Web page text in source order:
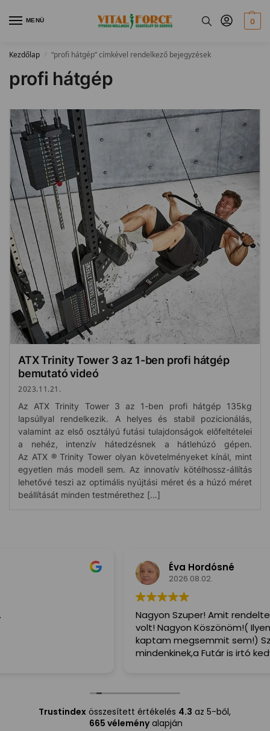
MENÜ 0
Kezdőlap / “profi hátgép” címkével rendelkező bejegyzések
profi hátgép
ATX Trinity Tower 3 az 1-ben profi hátgép
bemutató videó
2023.11.21.
Az ATX Trinity Tower 3 az 1-ben profi hátgép 135kg
lapsúllyal rendelkezik. A helyes és stabil pozicionálás,
valamint az első osztályú futási tulajdonságok előfeltételei
a nehéz, intenzív hátedzésnek a hátlehúzó gépen.
Az ATX ® Trinity Tower olyan követelményeket kínál, mint
egyetlen más modell sem. Az innovatív kötélhossz-állítás
lehetővé teszi az optimális nyújtási méret és a húzó méret
beállítását minden testmérethez […]
Éva Hordósné
Nagyon Szuper! Amit rendeltem,2 nap és már itt is
volt! Nagyon Köszönöm!( Ilyen hamar még nem
kaptam megsemmit sem!) Szivből ajánlom
mindenkinek,a Futár is irtó kedves és Segitőkész volt!
Trustindexösszesített értékelés 4.3 az 5-ből,
665 véleményalapján